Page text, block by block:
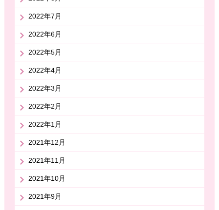
2022年7月
2022年6月
2022年5月
2022年4月
2022年3月
2022年2月
2022年1月
2021年12月
2021年11月
2021年10月
2021年9月